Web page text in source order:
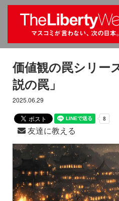
価値観の罠シリー
説の罠」
2025.06.29
友達に教える